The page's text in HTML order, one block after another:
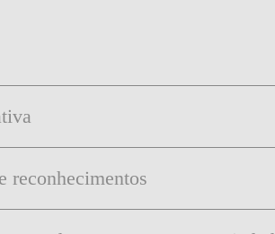
reconhecimentos